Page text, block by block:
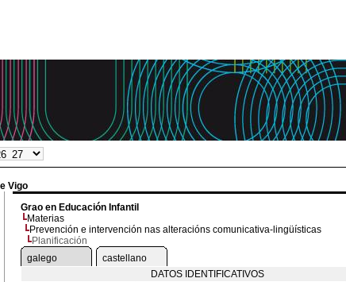
Vigo
Grao en Educación Infantil
Materias
Prevención e intervención nas alteracións comunicativa-lingüísticas
Planificación
galego
castellano
DATOS IDENTIFICATIVOS